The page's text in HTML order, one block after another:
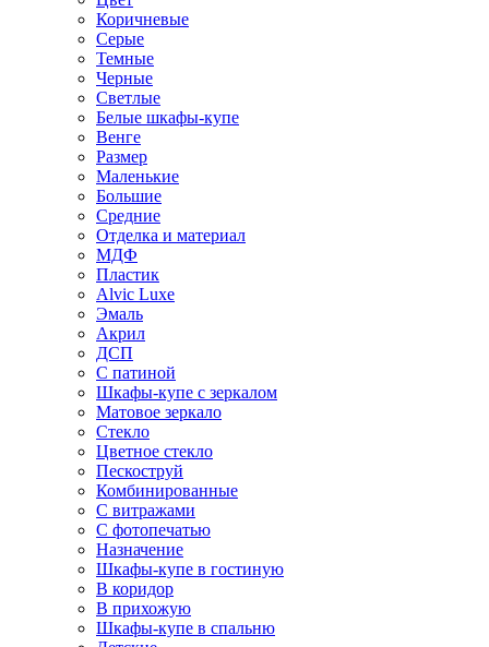
Коричневые
Серые
Темные
Черные
Светлые
Белые шкафы-купе
Венге
Размер
Маленькие
Большие
Средние
Отделка и материал
МДФ
Пластик
Alvic Luxe
Эмаль
Акрил
ДСП
С патиной
Шкафы-купе с зеркалом
Матовое зеркало
Стекло
Цветное стекло
Пескоструй
Комбинированные
С витражами
С фотопечатью
Назначение
Шкафы-купе в гостиную
В коридор
В прихожую
Шкафы-купе в спальню